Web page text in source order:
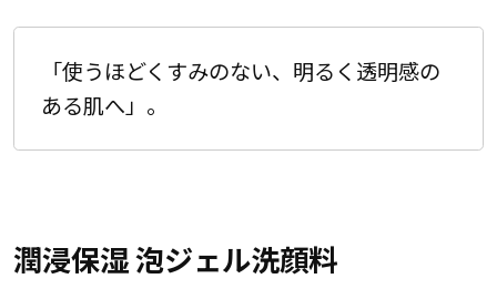
「使うほどくすみのない、明るく透明感の
ある肌へ」。
潤浸保湿 泡ジェル洗顔料